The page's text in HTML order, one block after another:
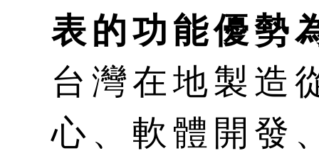
表的功能優勢
台灣在地製造
心、軟體開發